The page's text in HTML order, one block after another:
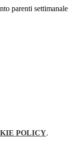
parenti settimanale
POLICY.